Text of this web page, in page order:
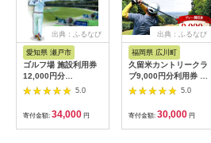
出典：ふるなび
愛知県 瀬戸市
ゴルフ場 施設利用券
12,000円分
[BBEC002]ゴルフ倶
楽部大樹 瀬戸店
5.0
寄付金額: 34,000 円
出典：ふるなび
福岡県 広川町
久留米カントリークラ
ブ9,000円分利用券 /
ゴルフ[AFAD007]
5.0
寄付金額: 30,000 円